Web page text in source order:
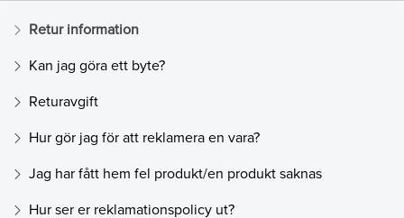
Retur information
Kan jag göra ett byte?
Returavgift
Hur gör jag för att reklamera en vara?
Jag har fått hem fel produkt/en produkt saknas
Hur ser er reklamationspolicy ut?